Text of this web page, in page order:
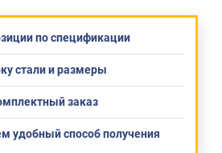
по спецификации
стали и размеры
заказ
удобный способ получения